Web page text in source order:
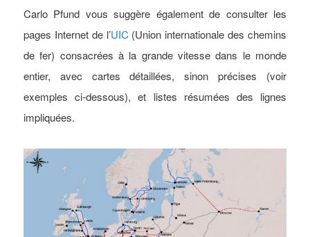
Carlo Pfund vous suggère également de consulter les
pages Internet de l’UIC (Union internationale des chemins
de fer) consacrées à la grande vitesse dans le monde
entier, avec cartes détaillées, sinon précises (voir
exemples ci-dessous), et listes résumées des lignes
impliquées.